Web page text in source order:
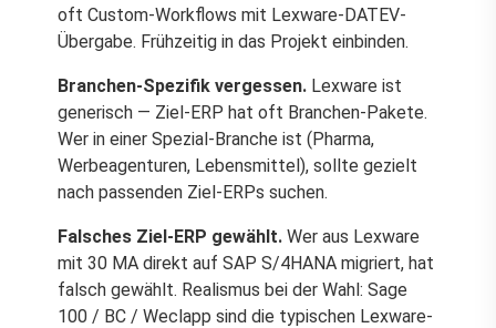
oft Custom-Workflows mit Lexware-DATEV-
Übergabe. Frühzeitig in das Projekt einbinden.
Branchen-Spezifik vergessen. Lexware ist
generisch — Ziel-ERP hat oft Branchen-Pakete.
Wer in einer Spezial-Branche ist (Pharma,
Werbeagenturen, Lebensmittel), sollte gezielt
nach passenden Ziel-ERPs suchen.
Falsches Ziel-ERP gewählt. Wer aus Lexware
mit 30 MA direkt auf SAP S/4HANA migriert, hat
falsch gewählt. Realismus bei der Wahl: Sage
100 / BC / Weclapp sind die typischen Lexware-